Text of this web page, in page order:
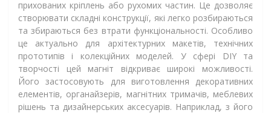
прихованих кріплень або рухомих частин. Це дозволяє
створювати складні конструкції, які легко розбираються
та збираються без втрати функціональності. Особливо
це актуально для архітектурних макетів, технічних
прототипів і колекційних моделей. У сфері DIY та
творчості цей магніт відкриває широкі можливості.
Його застосовують для виготовлення декоративних
елементів, органайзерів, магнітних тримачів, меблевих
рішень та дизайнерських аксесуарів. Наприклад, з його